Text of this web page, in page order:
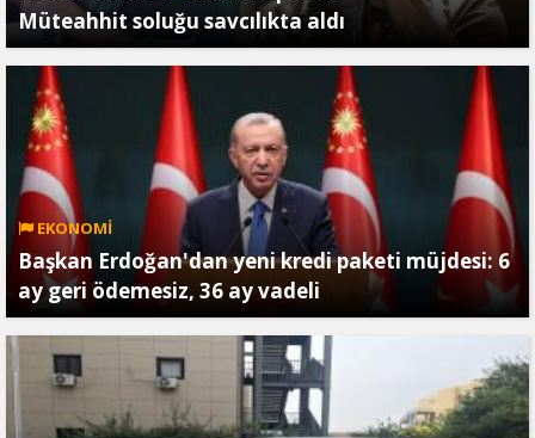
Müteahhit soluğu savcılıkta aldı
EKONOMİ
Başkan Erdoğan'dan yeni kredi paketi müjdesi: 6
ay geri ödemesiz, 36 ay vadeli